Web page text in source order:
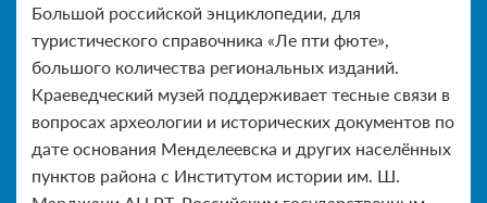
Большой российской энциклопедии, для
туристического справочника «Ле пти фюте»,
большого количества региональных изданий.
Краеведческий музей поддерживает тесные связи в
вопросах археологии и исторических документов по
дате основания Менделеевска и других населённых
пунктов района с Институтом истории им. Ш.